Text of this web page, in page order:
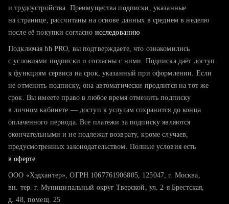
тратите много времени на поиск и вручную поднимаете
хотите сравнить себя с конкурентами и оценить шансы
и трудоустройства. Преимущества подписки, указанные
на странице, рассчитаны на основе данных в среднем в неделю
после её покупки согласно исследованию
Подключая hh PRO, вы подтверждаете, что ознакомились
с условиями подписки и согласны с ними. Подписка даёт доступ
к функциям сервиса на срок, указанный при оформлении. Если
не отменить подписку, она автоматически продлится на тот же
срок. Вы имеете право в любое время отменить подписку
в личном кабинете — доступ к услугам сохранится до конца
оплаченного периода. Все платежи за подписку являются
окончательными и не подлежат возврату, кроме случаев,
предусмотренных законодательством. Полные условия есть
в оферте
ООО «Хэдхантер», ОГРН 1067761906805, 125047, г. Москва,
вн. тер. г. Муниципальный округ Тверской, ул. 2-я Брестская,
д. 48, помещ. 25